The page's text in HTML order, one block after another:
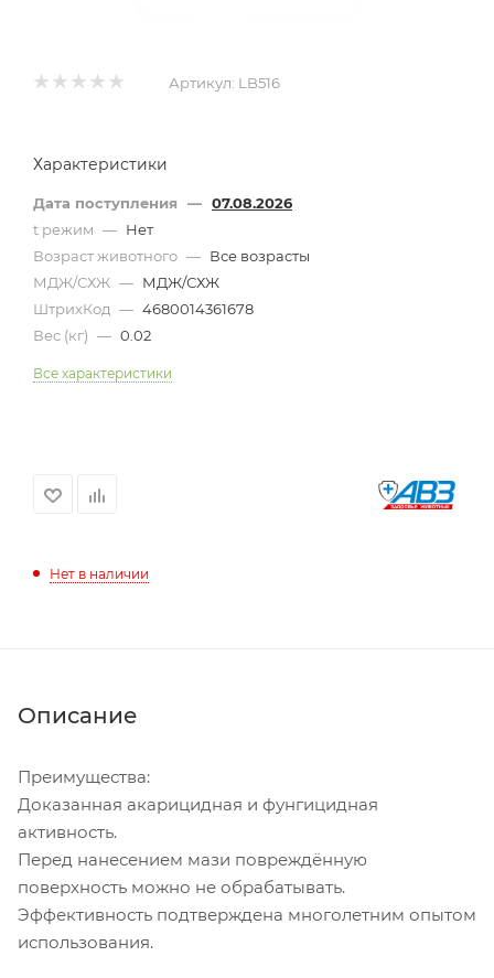
Артикул: LB516
Характеристики
Дата поступления — 07.08.2026
t режим — Нет
Возраст животного — Все возрасты
МДЖ/СХЖ — МДЖ/СХЖ
ШтрихКод — 4680014361678
Вес (кг) — 0.02
Все характеристики
Нет в наличии
Описание
Преимущества:
Доказанная акарицидная и фунгицидная
активность.
Перед нанесением мази повреждённую
поверхность можно не обрабатывать.
Эффективность подтверждена многолетним опытом
использования.